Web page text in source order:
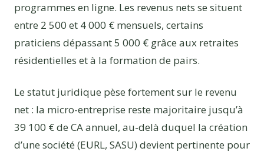
programmes en ligne. Les revenus nets se situent
entre 2 500 et 4 000 € mensuels, certains
praticiens dépassant 5 000 € grâce aux retraites
résidentielles et à la formation de pairs.
Le statut juridique pèse fortement sur le revenu
net : la micro-entreprise reste majoritaire jusqu’à
39 100 € de CA annuel, au-delà duquel la création
d’une société (EURL, SASU) devient pertinente pour